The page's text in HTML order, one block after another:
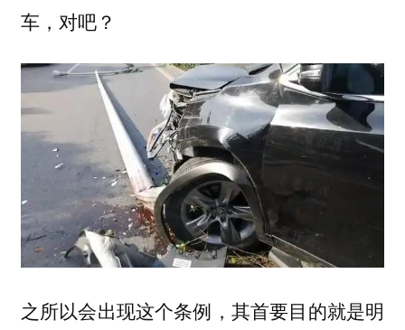
车，对吧？
之所以会出现这个条例，其首要目的就是明